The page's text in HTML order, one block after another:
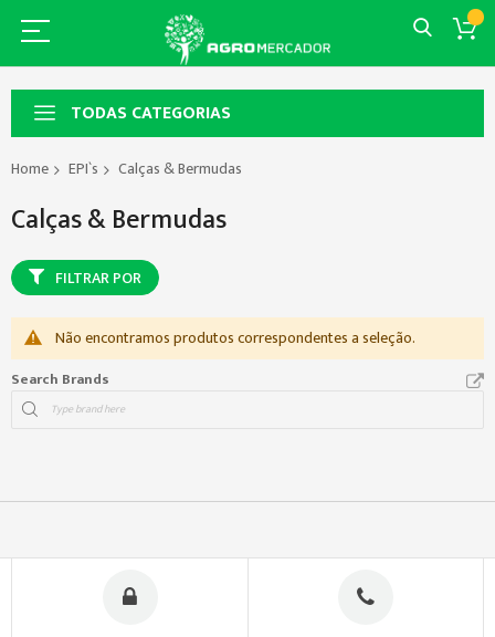
TODAS CATEGORIAS
Home EPI`s Calças & Bermudas
Calças & Bermudas
Não encontramos produtos correspondentes a seleção.
FILTRAR POR
Search Brands